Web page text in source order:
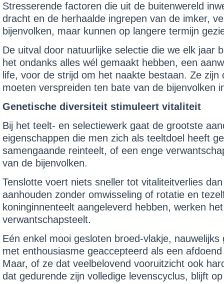
Stresserende factoren die uit de buitenwereld
dracht en de herhaalde ingrepen van de imker,
bijenvol­ken, maar kunnen op langere termijn
De uitval door natuurlijke selectie die we elk jaar
het ondanks alles wél gemaakt hebben, een
life, voor de strijd om het naakte bestaan. Ze
moeten verspreiden ten bate van de bijen­volken
Genetische diversiteit stimuleert vitaliteit
Bij het teelt- en selectiewerk gaat de grootste
eigenschappen die men zich als teeltdoel heeft
samengaande reinteelt, of een enge
van de bijenvolken.
Tenslotte voert niets sneller tot vitaliteitverlies
aanhouden zonder omwisseling of rotatie en
koningin­nenteelt aangeleverd hebben, wer­ken
verwantschapsteelt.
Eén enkel mooi gesloten broed-vlakje,
met enthousiasme geaccepteerd als een
Maar, of ze dat veelbelovend vooruitzicht ook
dat gedurende zijn volledige levenscyclus, blijft